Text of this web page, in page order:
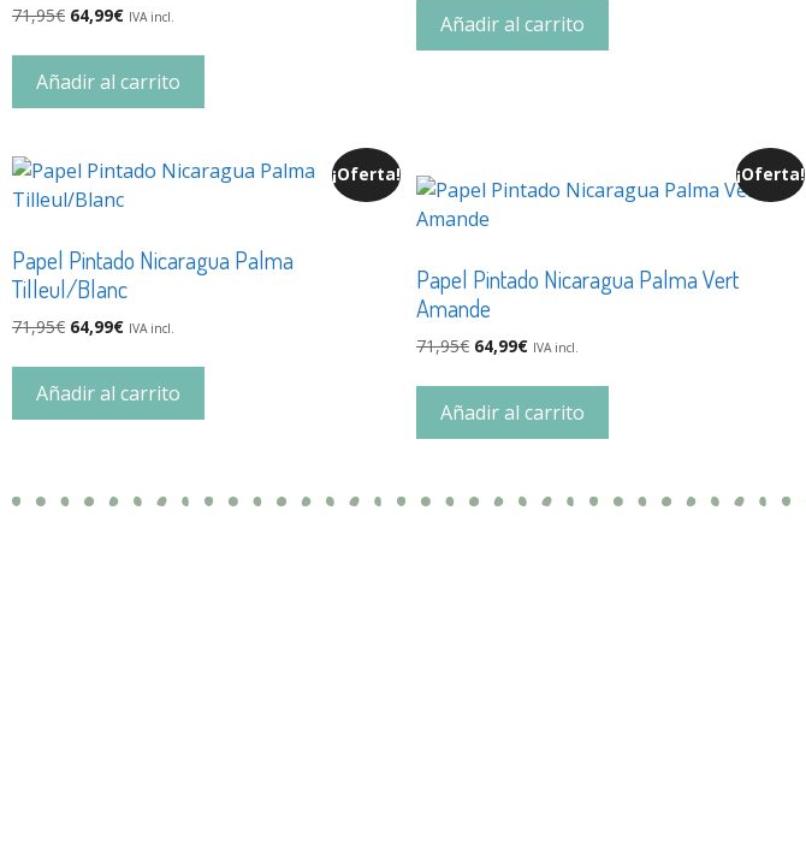
71,95€ 64,99€ IVA incl.
Añadir al carrito
Añadir al carrito
¡Oferta!
Papel Pintado Nicaragua Palma
Tilleul/Blanc
71,95€ 64,99€ IVA incl.
Añadir al carrito
¡Oferta!
Papel Pintado Nicaragua Palma Vert
Amande
71,95€ 64,99€ IVA incl.
Añadir al carrito